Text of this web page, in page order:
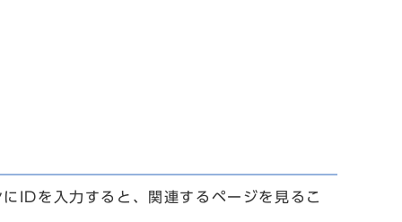
IDを入力すると、関連するページを見るこ